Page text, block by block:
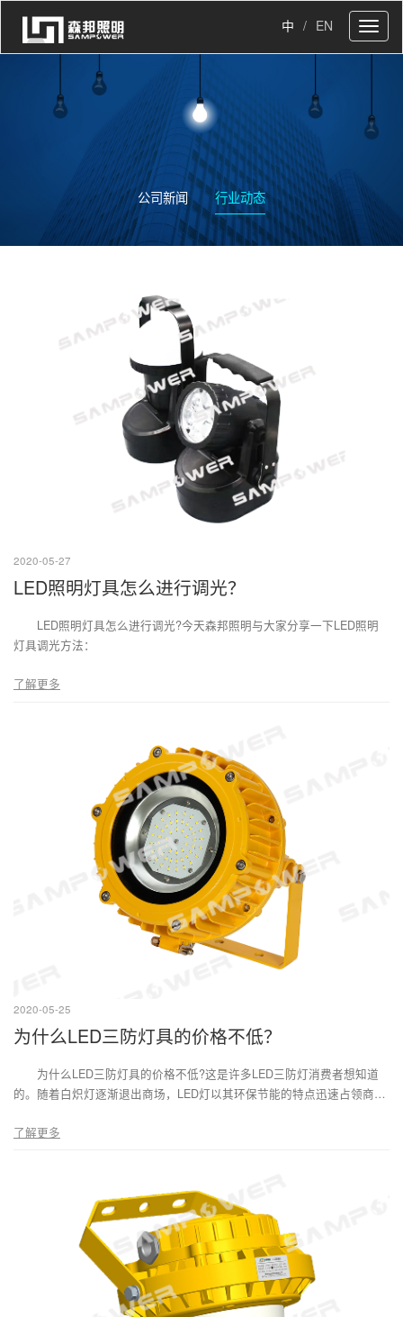
中 / EN
公司新闻 行业动态
2020-05-27
LED照明灯具怎么进行调光？
LED照明灯具怎么进行调光?今天森邦照明与大家分享一下LED照明
灯具调光方法：
了解更多
2020-05-25
为什么LED三防灯具的价格不低？
为什么LED三防灯具的价格不低?这是许多LED三防灯消费者想知道
的。随着白炽灯逐渐退出商场，LED灯以其环保节能的特点迅速占领商
场份额约为一半，但一直未能突破。虽然节能灯等灯具有竞争，但根本原
了解更多